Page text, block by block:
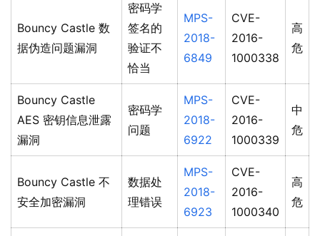
Bouncy Castle 数
据伪造问题漏洞
密码学
签名的
验证不
恰当
MPS-
2018-
6849
CVE-
2016-
1000338
高
危
Bouncy Castle
AES 密钥信息泄露
漏洞
密码学
问题
MPS-
2018-
6922
CVE-
2016-
1000339
中
危
Bouncy Castle 不
安全加密漏洞
数据处
理错误
MPS-
2018-
6923
CVE-
2016-
1000340
高
危